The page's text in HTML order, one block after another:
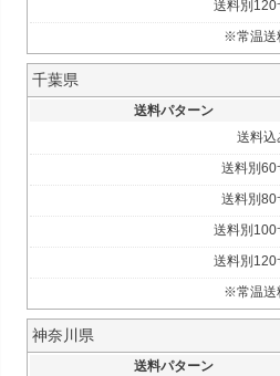
送料別120
※常温送
千葉県
送料パターン
送料込
送料別60
送料別80
送料別100
送料別120
※常温送
神奈川県
送料パターン